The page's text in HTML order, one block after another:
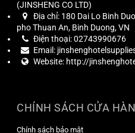
(JINSHENG CO LTD)
Địa chỉ: 180 Dai Lo Binh
pho Thuan An, Binh Duong, VN
Điện thoại:02743990676
Email:
Website: http://
CHÍNH SÁCH CỬA
Chính sách bảo mật